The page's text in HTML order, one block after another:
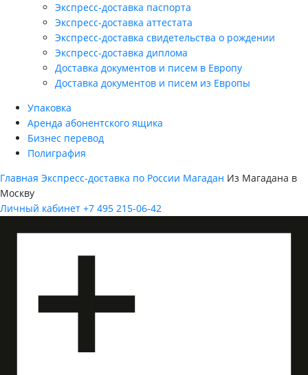
Экспресс-доставка паспорта
Экспресс-доставка аттестата
Экспресс-доставка свидетельства о рождении
Экспресс-доставка диплома
Доставка документов и писем в Европу
Доставка документов и писем из Европы
Упаковка
Аренда абонентского ящика
Бизнес перевод
Полиграфия
Главная Экспресс-доставка по России Магадан Из Магадана в
Москву
Личный кабинет +7 495 215-06-42